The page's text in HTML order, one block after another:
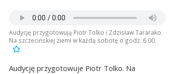
Audycję przygotowują Piotr Tolko i Zdzisław Tararako.
Na szczecińskiej ziemi w każdą sobotę o godz. 6.00.
Audycję przygotowuje Piotr Tolko. Na